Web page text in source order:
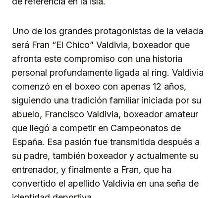
Uno de los grandes protagonistas de la velada
será Fran “El Chico” Valdivia, boxeador que
afronta este compromiso con una historia
personal profundamente ligada al ring. Valdivia
comenzó en el boxeo con apenas 12 años,
siguiendo una tradición familiar iniciada por su
abuelo, Francisco Valdivia, boxeador amateur
que llegó a competir en Campeonatos de
España. Esa pasión fue transmitida después a
su padre, también boxeador y actualmente su
entrenador, y finalmente a Fran, que ha
convertido el apellido Valdivia en una seña de